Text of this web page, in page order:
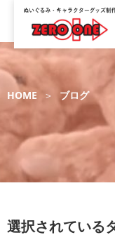
HOME ブログ
選択されている